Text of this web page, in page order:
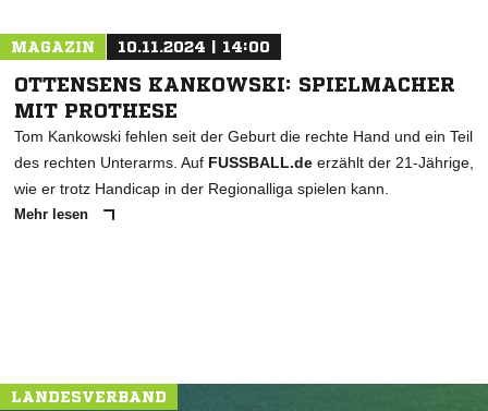
MAGAZIN 10.11.2024 | 14:00
OTTENSENS KANKOWSKI: SPIELMACHER
MIT PROTHESE
Tom Kankowski fehlen seit der Geburt die rechte Hand und ein Teil
des rechten Unterarms. Auf FUSSBALL.de erzählt der 21-Jährige,
wie er trotz Handicap in der Regionalliga spielen kann.
Mehr lesen
LANDESVERBAND